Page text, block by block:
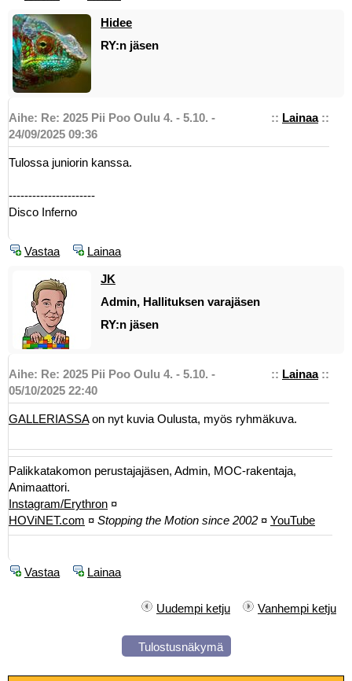
Hidee
RY:n jäsen
:: Lainaa::
Aihe: Re: 2025 Pii Poo Oulu 4. - 5.10. -
24/09/2025 09:36
Tulossa juniorin kanssa.
----------------------
Disco Inferno
Vastaa Lainaa
JK
Admin, Hallituksen varajäsen
RY:n jäsen
:: Lainaa::
Aihe: Re: 2025 Pii Poo Oulu 4. - 5.10. -
05/10/2025 22:40
GALLERIASSAon nyt kuvia Oulusta, myös ryhmäkuva.
Palikkatakomon perustajajäsen, Admin, MOC-rakentaja,
Animaattori.
Instagram/Erythron ¤
HOViNET.com ¤ Stopping the Motion since 2002 ¤ YouTube
Vastaa Lainaa
Uudempi ketju Vanhempi ketju
Tulostusnäkymä